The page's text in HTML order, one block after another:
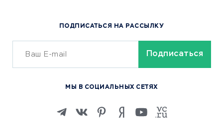
Сервисы доставки
ОБУЧЕНИЕ И РАБОТА
Изучение иностранных
ПОДПИСАТЬСЯ НА РАССЫЛКУ
МЫ В СОЦИАЛЬНЫХ СЕТЯХ